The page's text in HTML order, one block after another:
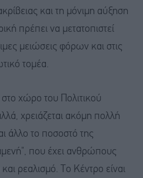
και τη μόνιμη αύξηση
πρέπει να μετατοπιστεί
μειώσεις φόρων και στις
τομέα.
χώρο του Πολιτικού
χρειάζεται ακόμη πολλή
άλλο το ποσοστό της
που έχει ανθρώπους
ρεαλισμό. Το Κέντρο είναι